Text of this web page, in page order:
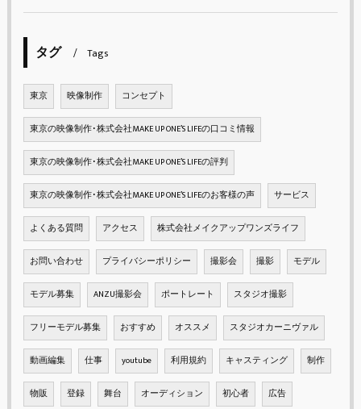
タグ Tags
東京 映像制作 コンセプト
東京の映像制作･株式会社MAKE UP ONE’S LIFEの口コミ情報
東京の映像制作･株式会社MAKE UP ONE’S LIFEの評判
東京の映像制作･株式会社MAKE UP ONE’S LIFEのお客様の声 サービス
よくある質問 アクセス 株式会社メイクアップワンズライフ
お問い合わせ プライバシーポリシー 撮影会 撮影 モデル
モデル募集 ANZU撮影会 ポートレート スタジオ撮影
フリーモデル募集 おすすめ オススメ スタジオカーニヴァル
動画編集 仕事 youtube 利用規約 キャスティング 制作
物販 登録 舞台 オーディション 初心者 広告